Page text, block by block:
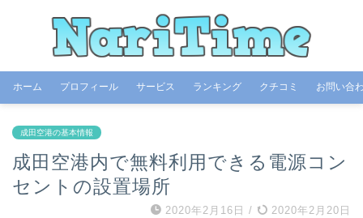
ホーム プロフィール サービス ランキング クチコミ お問い合
成田空港の基本情報
成田空港内で無料利用できる電源コン
セントの設置場所
2020年2月16日 / 2020年2月20日